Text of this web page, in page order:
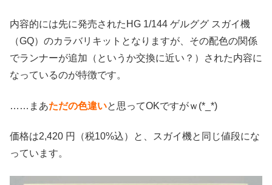
内容的には先に発売されたHG 1/144 ゲルググ スガイ機
（GQ）のカラバリキットとなりますが、その配色の関係
でランナーが追加（というか交換に近い？）された内容に
なっているのが特徴です。
……まあただの色違いと思ってOKですがｗ(*_*)
価格は2,420 円（税10%込）と、スガイ機と同じ値段にな
っています。